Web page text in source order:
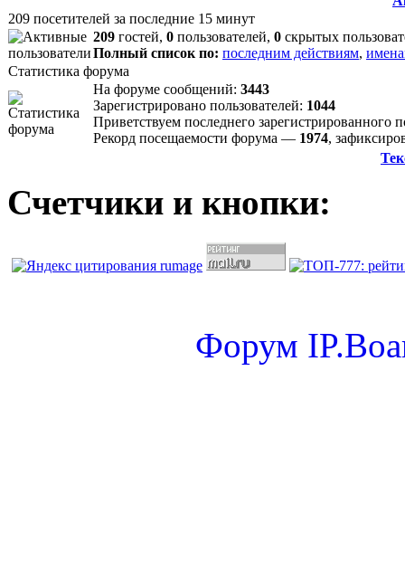
209 посетителей за последние 15 минут
209 гостей, 0 пользователей, 0 скрытых
Полный список по: последним действиям,
Статистика форума
На форуме сообщений: 3443
Зарегистрировано пользователей: 1044
Приветствуем последнего зарегистрированного
Рекорд посещаемости форума — 1974,
Счетчики и кнопки:
Форум